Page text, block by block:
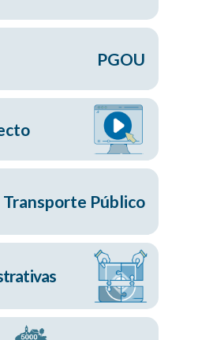
PGOU
Transporte Público